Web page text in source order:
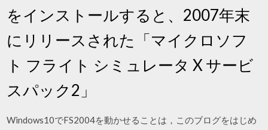
をインストールすると、2007年末
にリリースされた「マイクロソフ
ト フライト シミュレータ X サービ
スパック2」
Windows10でFS2004を動かせることは，このブログをはじめ